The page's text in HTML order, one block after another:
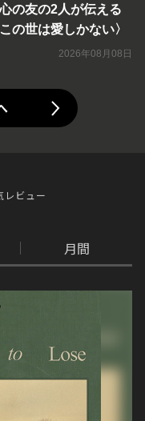
の友の2人が伝える
の世は愛しかない〉
2026年08月08日
レビュー
月間